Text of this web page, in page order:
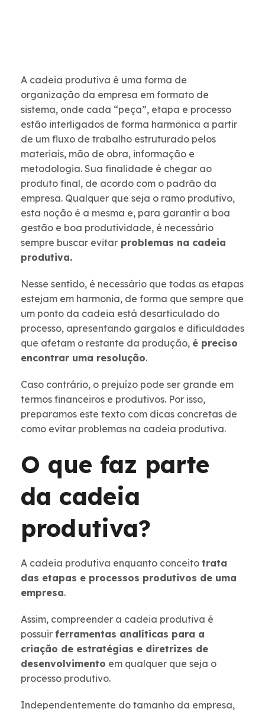
A cadeia produtiva é uma forma de
organização da empresa em formato de
sistema, onde cada “peça”, etapa e processo
estão interligados de forma harmônica a partir
de um fluxo de trabalho estruturado pelos
materiais, mão de obra, informação e
metodologia. Sua finalidade é chegar ao
produto final, de acordo com o padrão da
empresa. Qualquer que seja o ramo produtivo,
esta noção é a mesma e, para garantir a boa
gestão e boa produtividade, é necessário
sempre buscar evitar problemas na cadeia
produtiva.
Nesse sentido, é necessário que todas as etapas
estejam em harmonia, de forma que sempre que
um ponto da cadeia está desarticulado do
processo, apresentando gargalos e dificuldades
que afetam o restante da produção, é preciso
encontrar uma resolução.
Caso contrário, o prejuízo pode ser grande em
termos financeiros e produtivos. Por isso,
preparamos este texto com dicas concretas de
como evitar problemas na cadeia produtiva.
O que faz parte
da cadeia
produtiva?
A cadeia produtiva enquanto conceito trata
das etapas e processos produtivos de uma
empresa.
Assim, compreender a cadeia produtiva é
possuir ferramentas analíticas para a
criação de estratégias e diretrizes de
desenvolvimento em qualquer que seja o
processo produtivo.
Independentemente do tamanho da empresa,